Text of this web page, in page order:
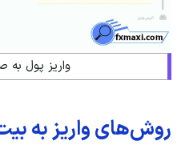
واریز پول
روش‌های واریز به